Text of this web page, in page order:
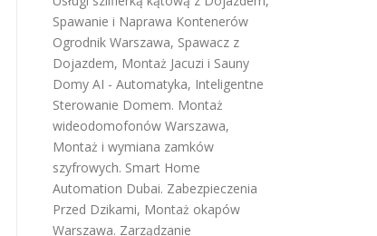
Spawanie i Naprawa Kontenerów
Ogrodnik Warszawa, Spawacz z
Dojazdem, Montaż Jacuzi i Sauny
Domy AI - Automatyka, Inteligentne
Sterowanie Domem. Montaż
wideodomofonów Warszawa,
Montaż i wymiana zamków
szyfrowych. Smart Home
Automation Dubai. Zabezpieczenia
Przed Dzikami, Montaż okapów
Warszawa. Zarządzanie